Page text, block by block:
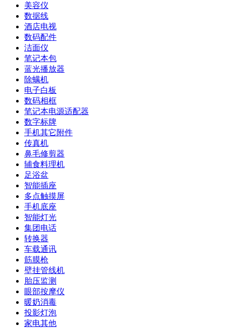
美容仪
数据线
酒店电视
数码配件
洁面仪
笔记本包
蓝光播放器
除螨机
电子白板
数码相框
笔记本电源适配器
数字标牌
手机其它附件
传真机
鼻毛修剪器
辅食料理机
足浴盆
智能插座
多点触摸屏
手机底座
智能灯光
集团电话
转换器
车载通讯
筋膜枪
壁挂管线机
胎压监测
眼部按摩仪
暖奶消毒
投影灯泡
家电其他